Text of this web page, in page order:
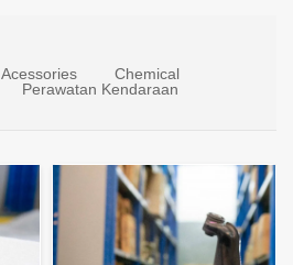
Acessories
Chemical
Perawatan Kendaraan